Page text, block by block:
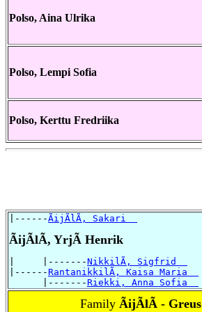
Polso, Aina Ulrika
Polso, Lempi Sofia
Polso, Kerttu Fredriika
|------ÃijÃlÃ, Sakari
ÃijÃlÃ, YrjÃ Henrik
|     |-------NikkilÃ, Sigfrid
|------RantanikkilÃ, Kaisa Maria
      |-------
Riekki, Anna Sofia
Family ÃijÃlÃ - Greus